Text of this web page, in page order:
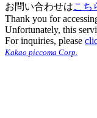
お問い合わせはこち
Thank you for
Unfortunately, this
For inquiries, please
Kakao piccoma Corp.